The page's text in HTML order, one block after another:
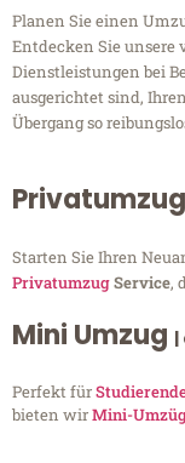
Planen Sie einen
Entdecken Sie
Dienstleistungen bei
ausgerichtet sind,
Übergang so
Privatumzug
Starten Sie Ihren
PrivatumzugService,
Mini Umzug |
Perfekt für
bieten wirMini-